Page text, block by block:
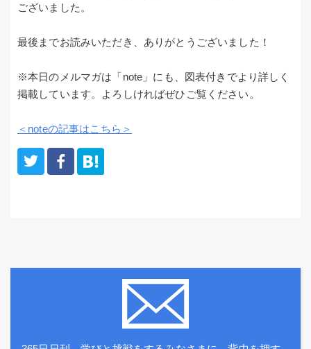
ございました。
最後までお読みいただき、ありがとうございました！
※本日のメルマガは「note」にも、図表付きでより詳しく
掲載しています。よろしければぜひご覧ください。
＜noteの記事はこちら＞